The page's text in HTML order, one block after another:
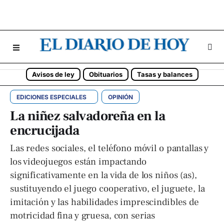
Avisos de ley Obituarios Tasas y balances
EDICIONES ESPECIALES OPINIÓN
La niñez salvadoreña en la
encrucijada
Las redes sociales, el teléfono móvil o pantallas y
los videojuegos están impactando
significativamente en la vida de los niños (as),
sustituyendo el juego cooperativo, el juguete, la
imitación y las habilidades imprescindibles de
motricidad fina y gruesa, con serias